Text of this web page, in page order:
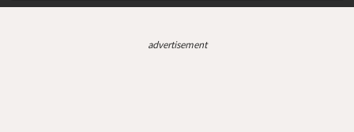
advertisement